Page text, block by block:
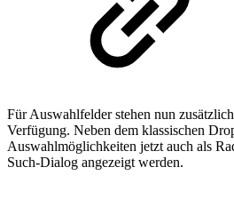
Für Auswahlfelder stehen nun
Verfügung. Neben dem klassischen
Auswahlmöglichkeiten jetzt auch als
Such-Dialog angezeigt werden.